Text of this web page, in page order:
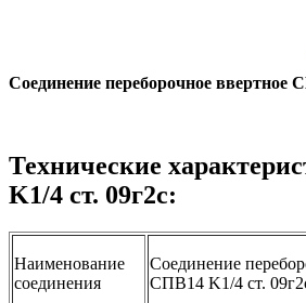
Соединение переборочное ввертное
Технические
K1/4 ст. 09г2с:
Наименование
соединения
Соединение
СПВ14 K1/4 ст.